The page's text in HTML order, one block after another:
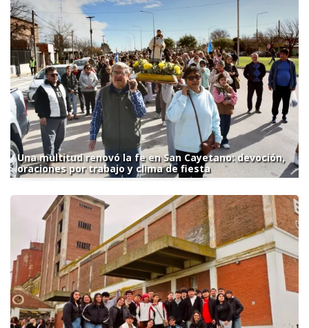
Una multitud renovó la fe en San Cayetano: devoción,
oraciones por trabajo y clima de fiesta